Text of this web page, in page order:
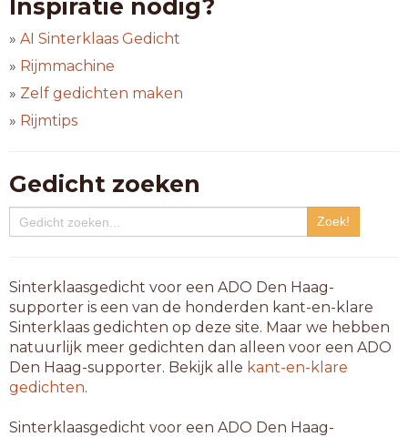
Inspiratie nodig?
» AI Sinterklaas Gedicht
» Rijmmachine
» Zelf gedichten maken
» Rijmtips
Gedicht zoeken
Sinterklaasgedicht voor een ADO Den Haag-
supporter is een van de honderden kant-en-klare
Sinterklaas gedichten op deze site. Maar we hebben
natuurlijk meer gedichten dan alleen voor een ADO
Den Haag-supporter. Bekijk alle kant-en-klare
gedichten.
Sinterklaasgedicht voor een ADO Den Haag-